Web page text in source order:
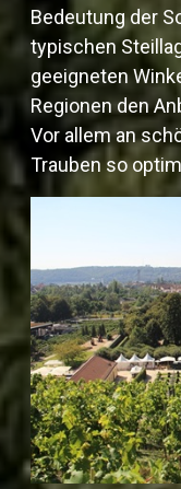
Bedeutung der
typischen
geeigneten
Regionen den
Vor allem an
Trauben so